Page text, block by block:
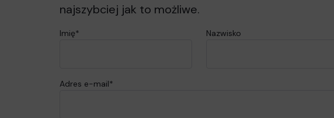
najszybciej jak to możliwe.
Imię* Nazwisko
Adres e-mail*